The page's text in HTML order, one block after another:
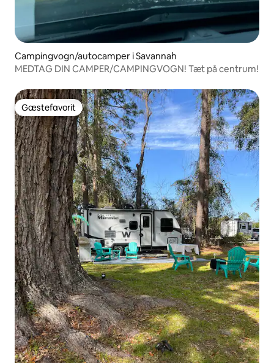
Campingvogn/autocamper i Savannah
MEDTAG DIN CAMPER/CAMPINGVOGN! Tæt på centrum!
Gæstefavorit
Gæstefavorit